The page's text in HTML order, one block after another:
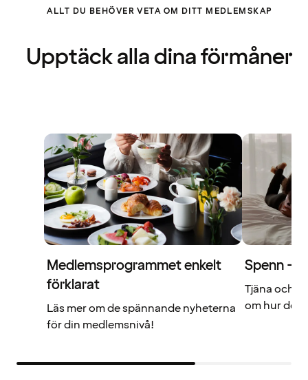
ALLT DU BEHÖVER VETA OM DITT MEDLEMSKAP
Upptäck alla dina förmåner
Medlemsprogrammet enkelt
förklarat
Läs mer om de spännande nyheterna
för din medlemsnivå!
Spenn –
Tjäna och
om hur det